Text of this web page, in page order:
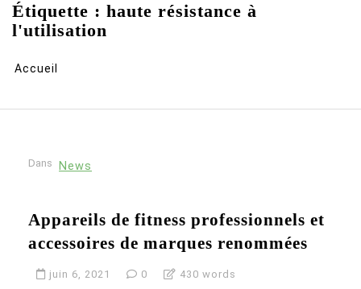
Étiquette : haute résistance à
l'utilisation
Accueil
Dans News
Appareils de fitness professionnels et
accessoires de marques renommées
juin 6, 2021 0 430 words